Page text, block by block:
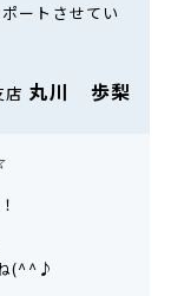
ートさせてい
店 丸川 歩梨
(^^♪